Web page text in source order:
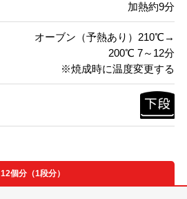
加熱約9分
オーブン（予熱あり）210℃→
200℃ 7～12分
※焼成時に温度変更する
12個分（1段分）